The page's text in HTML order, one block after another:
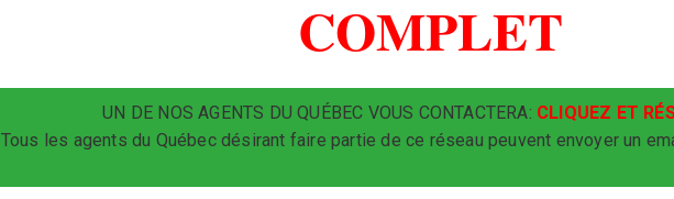
COMPLET
UN DE NOS AGENTS DU QUÉBEC VOUS CONTACTERA: CLIQUEZ ET
Tous les agents du Québec désirant faire partie de ce réseau peuvent envoyer un